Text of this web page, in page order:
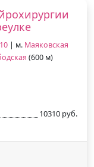
| м. Маяковская
(600 м)
10310 руб.